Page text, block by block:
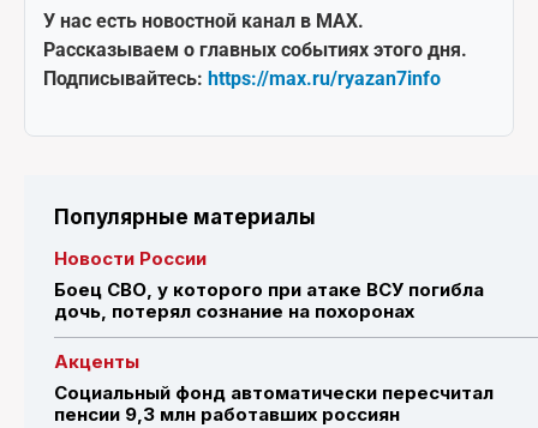
У нас есть новостной канал в MAX.
Рассказываем о главных событиях этого дня.
Подписывайтесь: https://max.ru/ryazan7info
Популярные материалы
Новости России
Боец СВО, у которого при атаке ВСУ погибла
дочь, потерял сознание на похоронах
Акценты
Социальный фонд автоматически пересчитал
пенсии 9,3 млн работавших россиян